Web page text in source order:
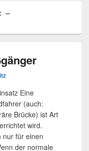
–
Eine
(auch:
Brücke) ist Art
wird.
nur für einen
der normale